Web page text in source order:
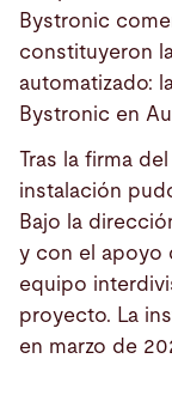
Bystronic
constituyeron
automatizado:
Bystronic en
Tras la firma
instalación
Bajo la
y con el apoyo
equipo
proyecto. La
en marzo de